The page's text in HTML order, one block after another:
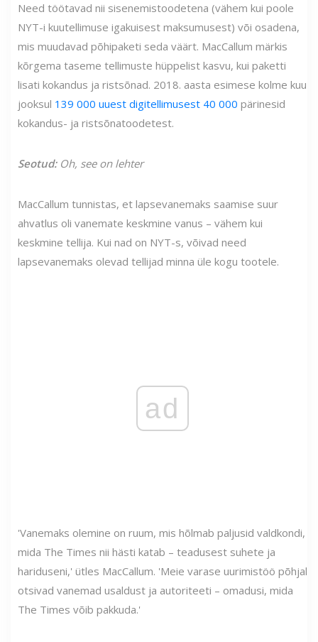
Need töötavad nii sisenemistoodetena (vähem kui poole
NYT-i kuutellimuse igakuisest maksumusest) või osadena,
mis muudavad põhipaketi seda väärt. MacCallum märkis
kõrgema taseme tellimuste hüppelist kasvu, kui paketti
lisati kokandus ja ristsõnad. 2018. aasta esimese kolme kuu
jooksul 139 000 uuest digitellimusest 40 000 pärinesid
kokandus- ja ristsõnatoodetest.
Seotud:Oh, see on lehter
MacCallum tunnistas, et lapsevanemaks saamise suur
ahvatlus oli vanemate keskmine vanus – vähem kui
keskmine tellija. Kui nad on NYT-s, võivad need
lapsevanemaks olevad tellijad minna üle kogu tootele.
ad
'Vanemaks olemine on ruum, mis hõlmab paljusid valdkondi,
mida The Times nii hästi katab – teadusest suhete ja
hariduseni,' ütles MacCallum. 'Meie varase uurimistöö põhjal
otsivad vanemad usaldust ja autoriteeti – omadusi, mida
The Times võib pakkuda.'